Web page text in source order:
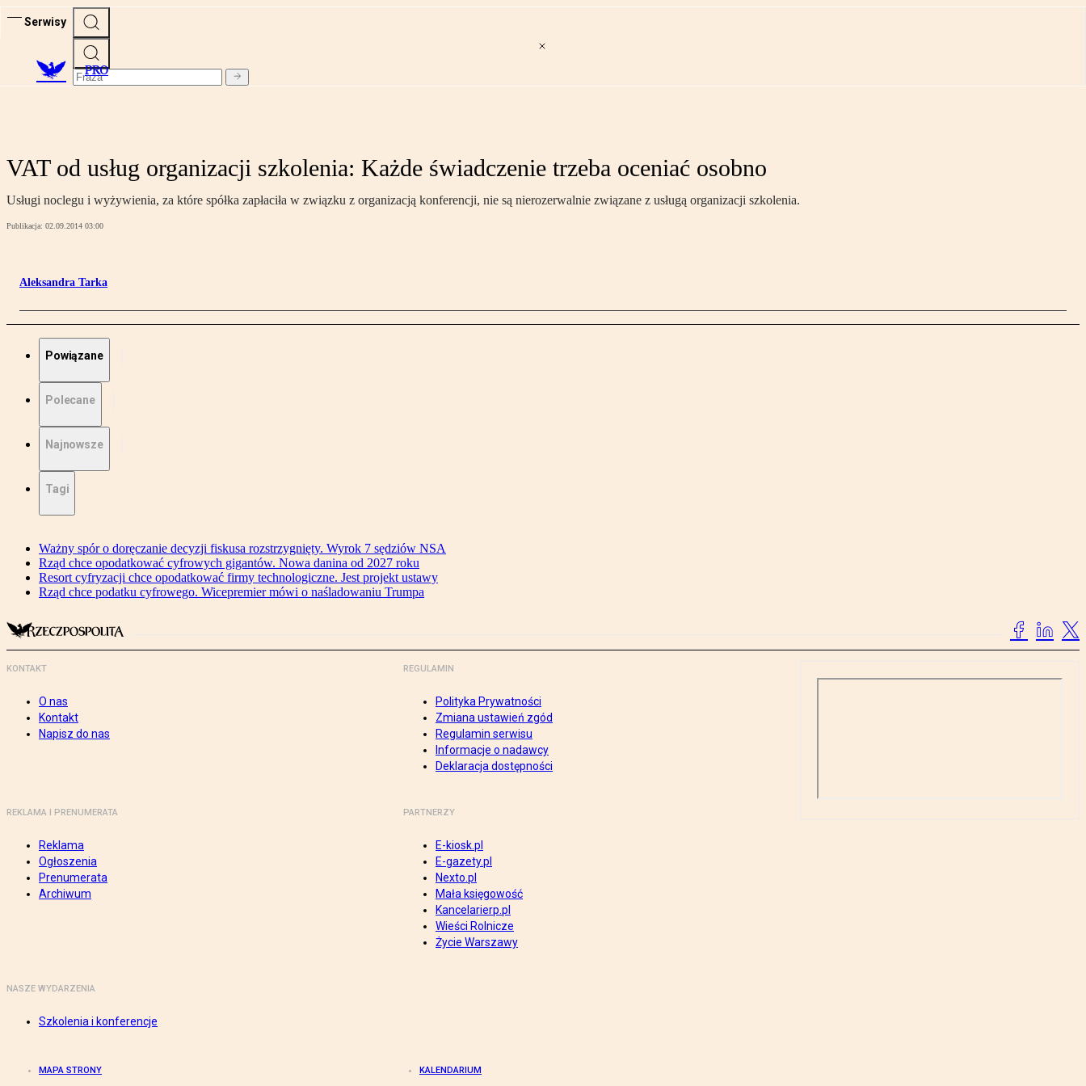
Serwisy
PRO
VAT od usług organizacji szkolenia: Każde świadczenie trzeba oceniać osobno
Usługi noclegu i wyżywienia, za które spółka zapłaciła w związku z organizacją konferencji, nie są nierozerwalnie związane z usługą organizacji szkolenia.
Publikacja: 02.09.2014 03:00
Aleksandra Tarka
Powiązane
Polecane
Najnowsze
Tagi
Ważny spór o doręczanie decyzji fiskusa rozstrzygnięty. Wyrok 7 sędziów NSA
Rząd chce opodatkować cyfrowych gigantów. Nowa danina od 2027 roku
Resort cyfryzacji chce opodatkować firmy technologiczne. Jest projekt ustawy
Rząd chce podatku cyfrowego. Wicepremier mówi o naśladowaniu Trumpa
KONTAKT
O nas
Kontakt
Napisz do nas
REGULAMIN
Polityka Prywatności
Zmiana ustawień zgód
Regulamin serwisu
Informacje o nadawcy
Deklaracja dostępności
REKLAMA I PRENUMERATA
Reklama
Ogłoszenia
Prenumerata
Archiwum
PARTNERZY
E-kiosk.pl
E-gazety.pl
Nexto.pl
Mała księgowość
Kancelarierp.pl
Wieści Rolnicze
Życie Warszawy
NASZE WYDARZENIA
Szkolenia i konferencje
MAPA STRONY KALENDARIUM